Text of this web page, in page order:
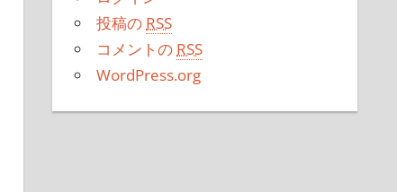
投稿の RSS
コメントの RSS
WordPress.org